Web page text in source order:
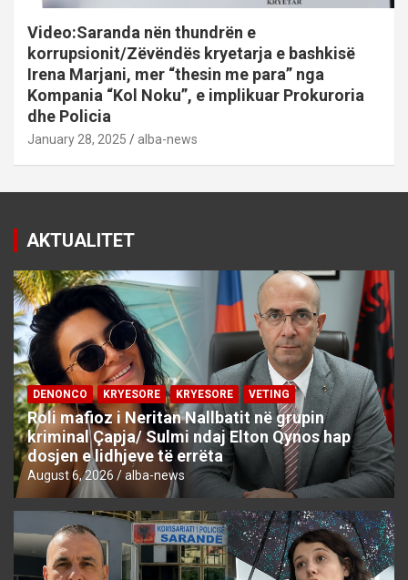
Video:Saranda nën thundrën e
korrupsionit/Zëvëndës kryetarja e bashkisë
Irena Marjani, mer “thesin me para” nga
Kompania “Kol Noku”, e implikuar Prokuroria
dhe Policia
January 28, 2025 alba-news
AKTUALITET
DENONCO KRYESORE KRYESORE VETING
Roli mafioz i Neritan Nallbatit në grupin
kriminal Çapja/ Sulmi ndaj Elton Qynos hap
dosjen e lidhjeve të errëta
August 6, 2026 alba-news